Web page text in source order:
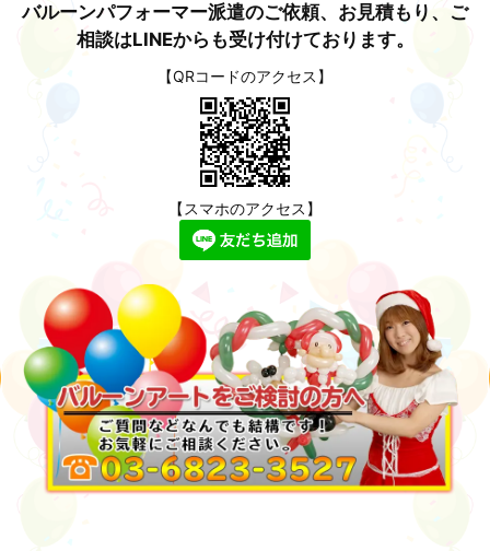
バルーンパフォーマー派遣のご依頼、お見積もり、ご
相談はLINEからも受け付けております。
【QRコードのアクセス】
【スマホのアクセス】